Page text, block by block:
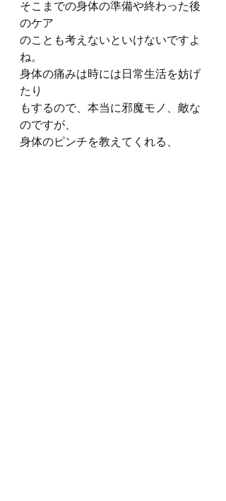
そこまでの身体の準備や終わった後
のケア
のことも考えないといけないですよ
ね。
身体の痛みは時には日常生活を妨げ
たり
もするので、本当に邪魔モノ、敵な
のですが、
身体のピンチを教えてくれる、